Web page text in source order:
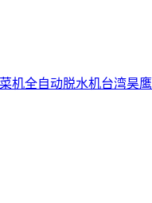
机全自动脱水机台湾昊鹰